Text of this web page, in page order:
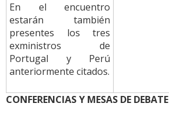
En el encuentro
estarán también
presentes los tres
exministros de
Portugal y Perú
anteriormente citados.
CONFERENCIAS Y MESAS DE DEBATE